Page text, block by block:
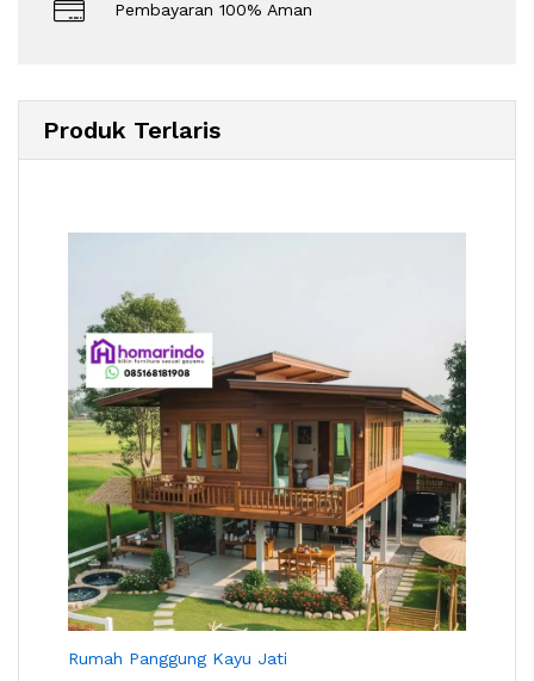
Pembayaran 100% Aman
Produk Terlaris
Rumah Panggung Kayu Jati